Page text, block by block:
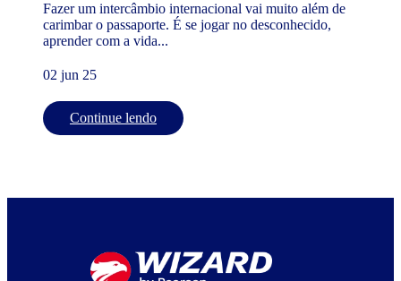
Fazer um intercâmbio internacional vai muito além de
carimbar o passaporte. É se jogar no desconhecido,
aprender com a vida...
02 jun 25
Continue lendo